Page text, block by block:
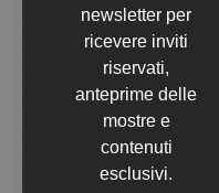
newsletter per
ricevere inviti
riservati,
anteprime delle
mostre e
contenuti
esclusivi.